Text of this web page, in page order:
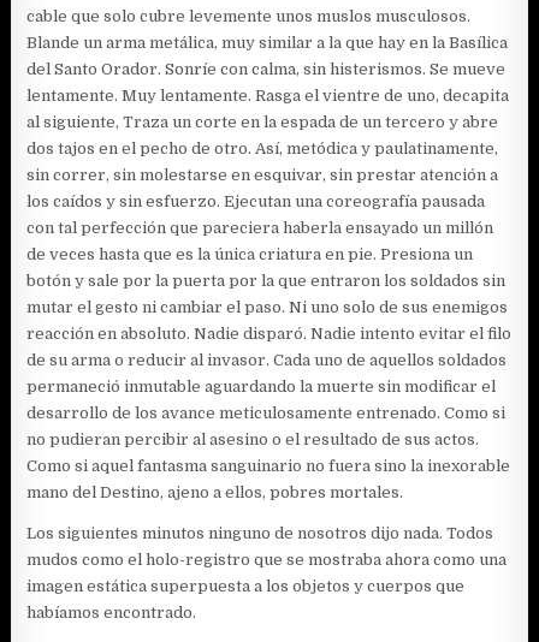
cable que solo cubre levemente unos muslos musculosos.
Blande un arma metálica, muy similar a la que hay en la Basílica
del Santo Orador. Sonríe con calma, sin histerismos. Se mueve
lentamente. Muy lentamente. Rasga el vientre de uno, decapita
al siguiente, Traza un corte en la espada de un tercero y abre
dos tajos en el pecho de otro. Así, metódica y paulatinamente,
sin correr, sin molestarse en esquivar, sin prestar atención a
los caídos y sin esfuerzo. Ejecutan una coreografía pausada
con tal perfección que pareciera haberla ensayado un millón
de veces hasta que es la única criatura en pie. Presiona un
botón y sale por la puerta por la que entraron los soldados sin
mutar el gesto ni cambiar el paso. Ni uno solo de sus enemigos
reacción en absoluto. Nadie disparó. Nadie intento evitar el filo
de su arma o reducir al invasor. Cada uno de aquellos soldados
permaneció inmutable aguardando la muerte sin modificar el
desarrollo de los avance meticulosamente entrenado. Como si
no pudieran percibir al asesino o el resultado de sus actos.
Como si aquel fantasma sanguinario no fuera sino la inexorable
mano del Destino, ajeno a ellos, pobres mortales.
Los siguientes minutos ninguno de nosotros dijo nada. Todos
mudos como el holo-registro que se mostraba ahora como una
imagen estática superpuesta a los objetos y cuerpos que
habíamos encontrado.